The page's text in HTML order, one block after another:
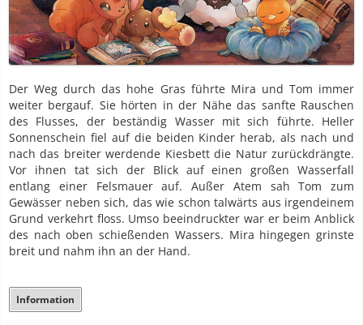
Der Weg durch das hohe Gras führte Mira und Tom immer
weiter bergauf. Sie hörten in der Nähe das sanfte Rauschen
des Flusses, der beständig Wasser mit sich führte. Heller
Sonnenschein fiel auf die beiden Kinder herab, als nach und
nach das breiter werdende Kiesbett die Natur zurückdrängte.
Vor ihnen tat sich der Blick auf einen großen Wasserfall
entlang einer Felsmauer auf. Außer Atem sah Tom zum
Gewässer neben sich, das wie schon talwärts aus irgendeinem
Grund verkehrt floss. Umso beeindruckter war er beim Anblick
des nach oben schießenden Wassers. Mira hingegen grinste
breit und nahm ihn an der Hand.
Information